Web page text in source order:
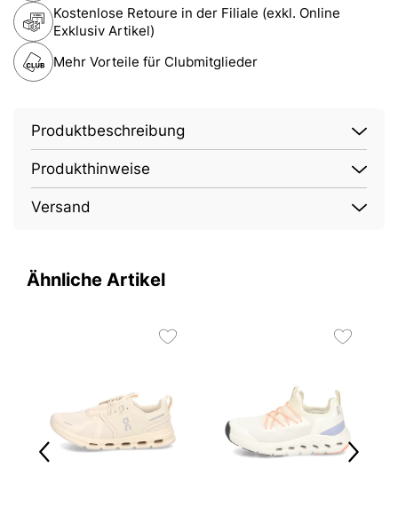
Kostenlose Retoure in der Filiale (exkl. Online
Exklusiv Artikel)
Mehr Vorteile für Clubmitglieder
Produktbeschreibung
Produkthinweise
Versand
Ähnliche Artikel